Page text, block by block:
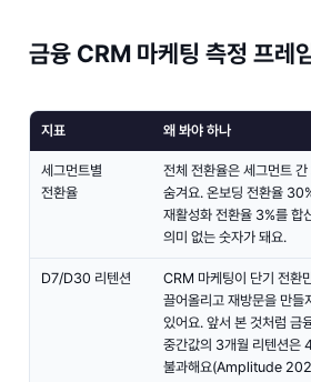
금융 CRM 마케팅 측정 프레
지표 왜 봐야 하나
세그먼트별
전환율
전체 전환율은 세그먼트 간
숨겨요. 온보딩 전환율
재활성화 전환율 3%를 합
의미 없는 숫자가 돼요.
D7/D30 리텐션
CRM 마케팅이 단기 전환
끌어올리고 재방문을 만들
있어요. 앞서 본 것처럼 금
중간값의 3개월 리텐션은
불과해요(Amplitude